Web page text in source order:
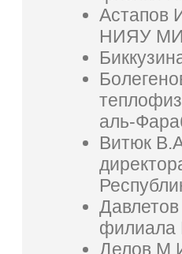
Астапов
НИЯУ
аль-
Витюк
Делов